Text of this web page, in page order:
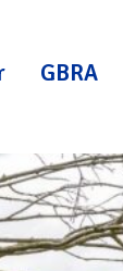
GBRA